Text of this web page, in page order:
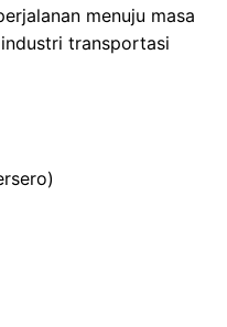
menuju masa
transportasi